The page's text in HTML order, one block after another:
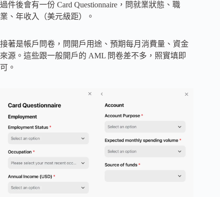
過件後會有一份 Card Questionnaire，問就業狀態、職
業、年收入（美元級距）。
接著是帳戶問卷，問開戶用途、預期每月消費量、資金
來源。這些跟一般開戶的 AML 問卷差不多，照實填即
可。